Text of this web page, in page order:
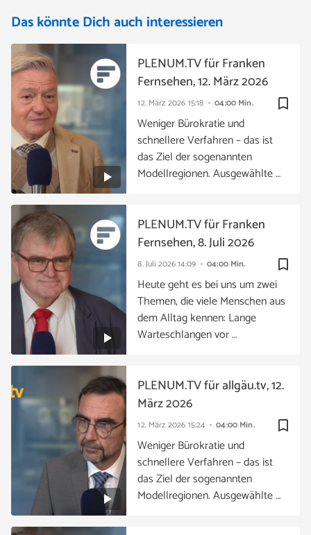
Das könnte Dich auch interessieren
bookmark_border
12. März 2026 15:18 04:00 Min.
PLENUM.TV für Franken
Fernsehen, 12. März 2026
Weniger Bürokratie und
schnellere Verfahren – das ist
das Ziel der sogenannten
Modellregionen. Ausgewählte …
bookmark_border
8. Juli 202614:09 04:00 Min.
PLENUM.TV für Franken
Fernsehen, 8. Juli 2026
Heute geht es bei uns um zwei
Themen, die viele Menschen aus
dem Alltag kennen: Lange
Warteschlangen vor …
bookmark_border
12. März 2026 15:24 04:00 Min.
PLENUM.TV für allgäu.tv, 12.
März 2026
Weniger Bürokratie und
schnellere Verfahren – das ist
das Ziel der sogenannten
Modellregionen. Ausgewählte …